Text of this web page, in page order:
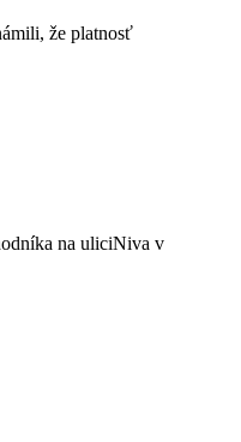
že platnosť
na uliciNiva v